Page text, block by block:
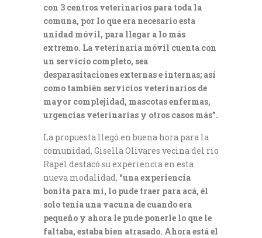
con 3 centros veterinarios para toda la
comuna, por lo que era necesario esta
unidad móvil, para llegar a lo más
extremo. La veterinaria móvil cuenta con
un servicio completo, sea
desparasitaciones externas e internas; así
como también servicios veterinarios de
mayor complejidad, mascotas enfermas,
urgencias veterinarias y otros casos más”.
La propuesta llegó en buena hora para la
comunidad, Gisella Olivares vecina del rio
Rapel destacó su experiencia en esta
nueva modalidad, “una experiencia
bonita para mí, lo pude traer para acá, él
solo tenía una vacuna de cuando era
pequeño y ahora le pude ponerle lo que le
faltaba, estaba bien atrasado. Ahora está el